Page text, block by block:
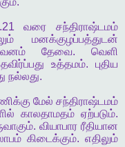
வரை
சந்திராஷ்டமம்
மனக்குழப்பத்துடன்
தேவை. வெளி
தவிர்ப்பது உத்தமம்.புதிய
நல்லது.
மேல் சந்திராஷ்டமம்
காலதாமதம் ஏற்படும்.
.வியாபார ரீதியான
கிடைக்கும்.எதிலும்